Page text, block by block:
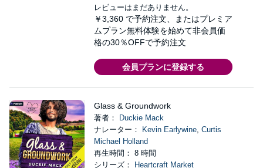
レビューはまだありません。
￥3,360 で予約注文、またはプレミア
ムプラン無料体験を始めて非会員価
格の30％OFFで予約注文
会員プランに登録する
Glass & Groundwork
著者：
Duckie Mack
ナレーター：
Kevin Earlywine, Curtis
Michael Holland
再生時間： 8 時間
シリーズ：
Heartcraft Market